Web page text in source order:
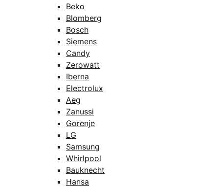
Beko
Blomberg
Bosch
Siemens
Candy
Zerowatt
Iberna
Electrolux
Aeg
Zanussi
Gorenje
LG
Samsung
Whirlpool
Bauknecht
Hansa